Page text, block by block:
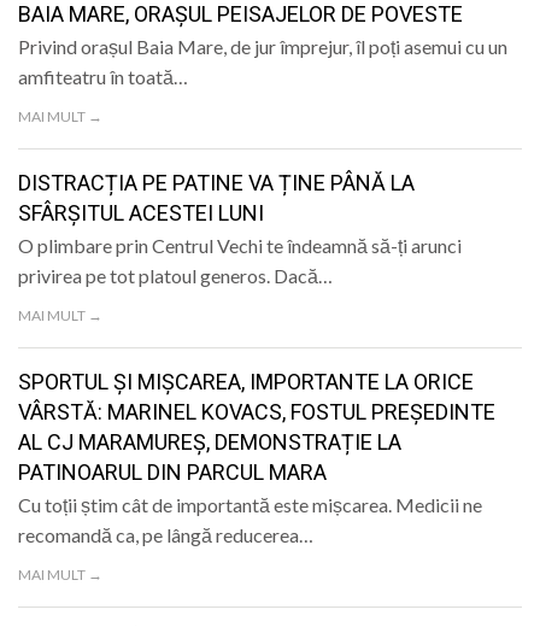
BAIA MARE, ORAȘUL PEISAJELOR DE POVESTE
Privind orașul Baia Mare, de jur împrejur, îl poți asemui cu un
amfiteatru în toată…
MAI MULT →
DISTRACȚIA PE PATINE VA ȚINE PÂNĂ LA
SFÂRȘITUL ACESTEI LUNI
O plimbare prin Centrul Vechi te îndeamnă să-ți arunci
privirea pe tot platoul generos. Dacă…
MAI MULT →
SPORTUL ȘI MIȘCAREA, IMPORTANTE LA ORICE
VÂRSTĂ: MARINEL KOVACS, FOSTUL PREȘEDINTE
AL CJ MARAMUREȘ, DEMONSTRAȚIE LA
PATINOARUL DIN PARCUL MARA
Cu toții știm cât de importantă este mișcarea. Medicii ne
recomandă ca, pe lângă reducerea…
MAI MULT →